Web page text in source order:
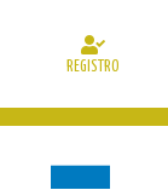
REGISTRO